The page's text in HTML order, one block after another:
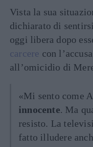
Vista la sua
dichiarato di
oggi libera dopo
carcere con
all’omicidio di
«Mi sento come
innocente. Ma
resisto. La
fatto illudere